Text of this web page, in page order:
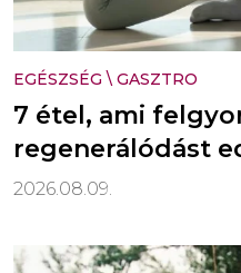
EGÉSZSÉG \ GASZTRO
7 étel, ami
regenerálódást
2026.08.09.